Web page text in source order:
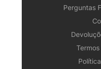
Perguntas